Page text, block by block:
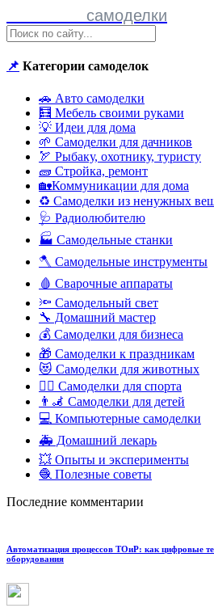
самоделки
📌 Категории самоделок
🚗 Авто самоделки
🧮 Мебель своими руками
💡 Идеи для дома
🌱 Самоделки для дачников
🏹 Рыбаку, охотнику, туристу
🧱 Стройка, ремонт
🏡Коммуникации для дома
♻ Самоделки из ненужных
🩺 Радиолюбителю
🏭 Самодельные станки
🪓 Самодельные инструменты
🩸 Сварочные аппараты
🔦 Самодельный свет
🔧 Домашний мастер
💰 Самоделки для бизнеса
🎁 Самоделки к праздникам
😻 Самоделки для животных
🏋️‍♀️ Самоделки для спорта
👨‍🦼 Самоделки для детей
💻 Компьютерные самоделки
🚑 Домашний лекарь
💥 Опыты и эксперименты
🧶 Полезные советы
Последние комментарии
Автоматизация процессов ТОиР: как цифровые
оборудования